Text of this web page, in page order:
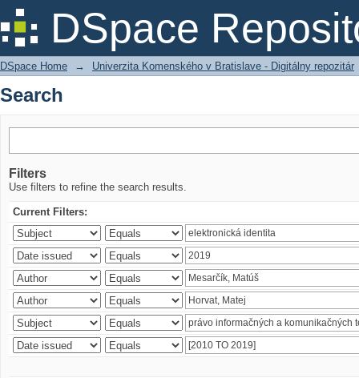
DSpace
Search
DSpace Home → Univerzita Komenského v Bratislave - Digitálny repozitár
Search
Filters
Use filters to refine the search results.
Current Filters: